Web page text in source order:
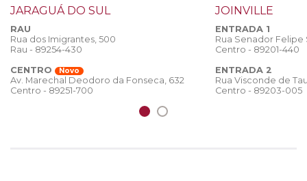
JARAGUÁ DO SUL
RAU
Rua dos Imigrantes, 500
Rau - 89254-430
CENTRO
Novo
Av. Marechal Deodoro da Fonseca, 632
Centro - 89251-700
JOINVILLE
ENTRADA 1
Rua Senador
Centro - 89201-440
ENTRADA 2
Rua Visconde de
Centro - 89203-005